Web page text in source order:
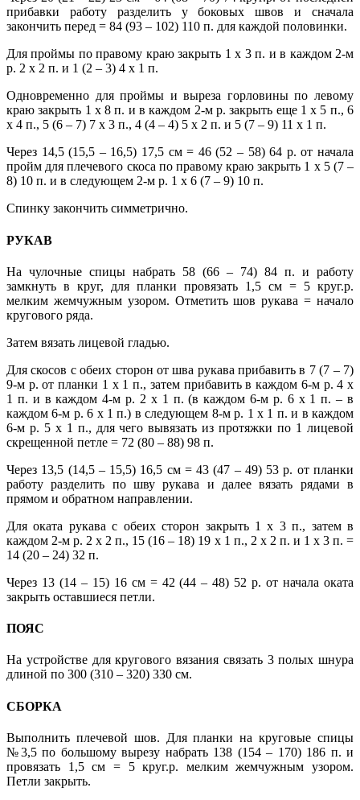
прибавки работу разделить у боковых швов и сначала
закончить перед = 84 (93 – 102) 110 п. для каждой половинки.
Для проймы по правому краю закрыть 1 х 3 п. и в каждом 2-м
р. 2 х 2 п. и 1 (2 – 3) 4 х 1 п.
Одновременно для проймы и выреза горловины по левому
краю закрыть 1 х 8 п. и в каждом 2-м р. закрыть еще 1 х 5 п., 6
х 4 п., 5 (6 – 7) 7 х 3 п., 4 (4 – 4) 5 х 2 п. и 5 (7 – 9) 11 х 1 п.
Через 14,5 (15,5 – 16,5) 17,5 см = 46 (52 – 58) 64 р. от начала
пройм для плечевого скоса по правому краю закрыть 1 х 5 (7 –
8) 10 п. и в следующем 2-м р. 1 х 6 (7 – 9) 10 п.
Спинку закончить симметрично.
РУКАВ
На чулочные спицы набрать 58 (66 – 74) 84 п. и работу
замкнуть в круг, для планки провязать 1,5 см = 5 круг.р.
мелким жемчужным узором. Отметить шов рукава = начало
кругового ряда.
Затем вязать лицевой гладью.
Для скосов с обеих сторон от шва рукава прибавить в 7 (7 – 7)
9-м р. от планки 1 х 1 п., затем прибавить в каждом 6-м р. 4 х
1 п. и в каждом 4-м р. 2 х 1 п. (в каждом 6-м р. 6 х 1 п. – в
каждом 6-м р. 6 х 1 п.) в следующем 8-м р. 1 х 1 п. и в каждом
6-м р. 5 х 1 п., для чего вывязать из протяжки по 1 лицевой
скрещенной петле = 72 (80 – 88) 98 п.
Через 13,5 (14,5 – 15,5) 16,5 см = 43 (47 – 49) 53 р. от планки
работу разделить по шву рукава и далее вязать рядами в
прямом и обратном направлении.
Для оката рукава с обеих сторон закрыть 1 х 3 п., затем в
каждом 2-м р. 2 х 2 п., 15 (16 – 18) 19 х 1 п., 2 х 2 п. и 1 х 3 п. =
14 (20 – 24) 32 п.
Через 13 (14 – 15) 16 см = 42 (44 – 48) 52 р. от начала оката
закрыть оставшиеся петли.
ПОЯС
На устройстве для кругового вязания связать 3 полых шнура
длиной по 300 (310 – 320) 330 см.
СБОРКА
Выполнить плечевой шов. Для планки на круговые спицы
№3,5 по большому вырезу набрать 138 (154 – 170) 186 п. и
провязать 1,5 см = 5 круг.р. мелким жемчужным узором.
Петли закрыть.